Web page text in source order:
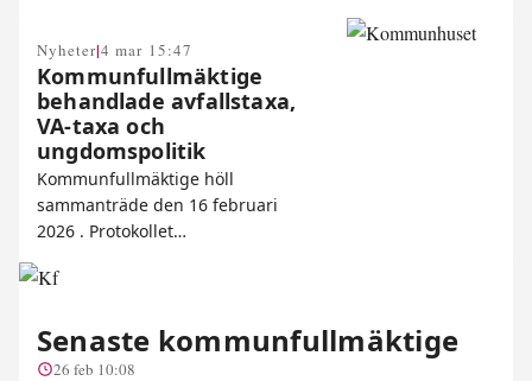
Nyheter|4 mar 15:47
Kommunfullmäktige
behandlade avfallstaxa,
VA-taxa och
ungdomspolitik
Kommunfullmäktige höll
sammanträde den 16 februari
2026 . Protokollet…
Senaste kommunfullmäktige
26 feb 10:08